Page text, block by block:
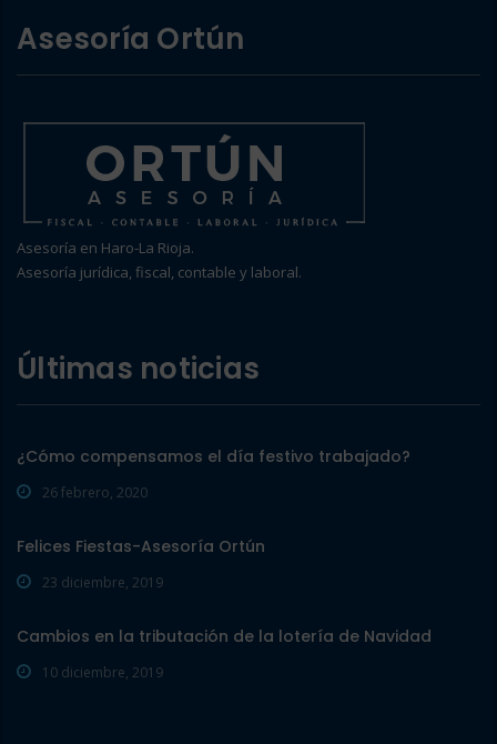
Asesoría Ortún
Asesoría en Haro-La Rioja.
Asesoría jurídica, fiscal, contable y laboral.
Últimas noticias
¿Cómo compensamos el día festivo trabajado?
26 febrero, 2020
Felices Fiestas-Asesoría Ortún
23 diciembre, 2019
Cambios en la tributación de la lotería de Navidad
10 diciembre, 2019